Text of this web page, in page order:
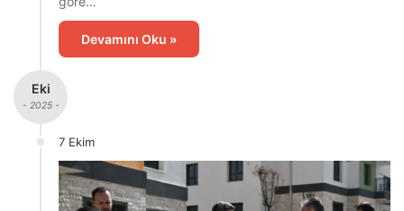
Devamını Oku »
Eki
- 2025 -
7 Ekim